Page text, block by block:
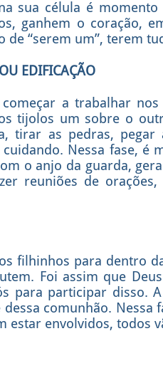
sua célula é
ganhem o coração,
de “serem um”, terem
EDIFICAÇÃO
a trabalhar
tijolos um sobre o
tirar as pedras,
Nessa fase, é
o anjo da guarda,
reuniões de
filhinhos para dentro
Foi assim que
para participar disso.
comunhão.
estar envolvidos, todos